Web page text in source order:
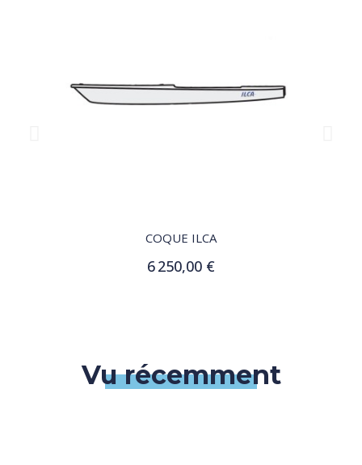
COQUE ILCA
6 250,00 €
Ajouter au panier
Vu récemment